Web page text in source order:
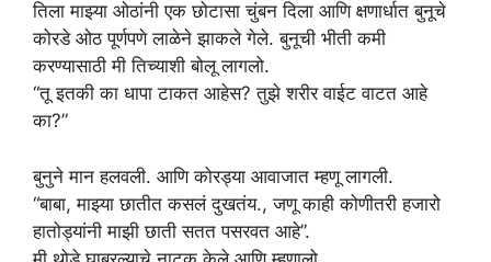
तिला माझ्या ओठांनी एक छोटासा चुंबन दिला आणि क्षणार्धात बुनूचे
कोरडे ओठ पूर्णपणे लाळेने झाकले गेले. बुनूची भीती कमी
करण्यासाठी मी तिच्याशी बोलू लागलो.
“तू इतकी का धापा टाकत आहेस? तुझे शरीर वाईट वाटत आहे
का?”
बुनुने मान हलवली. आणि कोरड्या आवाजात म्हणू लागली.
“बाबा, माझ्या छातीत कसलं दुखतंय., जणू काही कोणीतरी हजारो
हातोड्यांनी माझी छाती सतत पसरवत आहे”.